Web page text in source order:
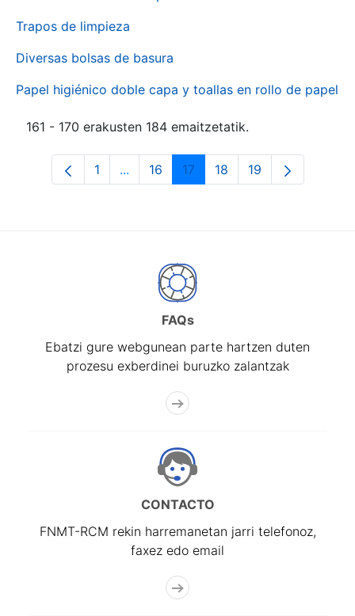
Trapos de limpieza
Diversas bolsas de basura
Papel higiénico doble capa y toallas en rollo de papel
161 - 170 erakusten 184 emaitzetatik.
Orrialdea
1 ...Intermediate Pages Use TAB to
Orrialdea
16 Orrialdea
17 Orrialdea
18 Orrialdea
19
FAQs
Ebatzi gure webgunean parte hartzen duten
prozesu exberdinei buruzko zalantzak
CONTACTO
FNMT-RCM rekin harremanetan jarri telefonoz,
faxez edo email